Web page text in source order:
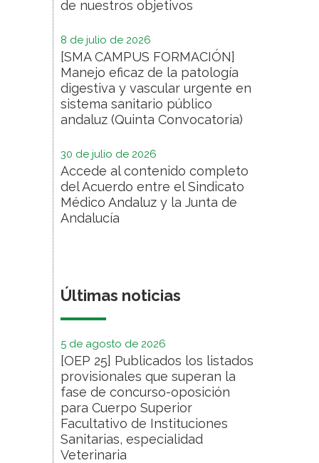
de nuestros objetivos
8 de julio de 2026
[SMA CAMPUS FORMACIÓN]
Manejo eficaz de la patología
digestiva y vascular urgente en
sistema sanitario público
andaluz (Quinta Convocatoria)
30 de julio de 2026
Accede al contenido completo
del Acuerdo entre el Sindicato
Médico Andaluz y la Junta de
Andalucía
Últimas noticias
5 de agosto de 2026
[OEP 25] Publicados los listados
provisionales que superan la
fase de concurso-oposición
para Cuerpo Superior
Facultativo de Instituciones
Sanitarias, especialidad
Veterinaria